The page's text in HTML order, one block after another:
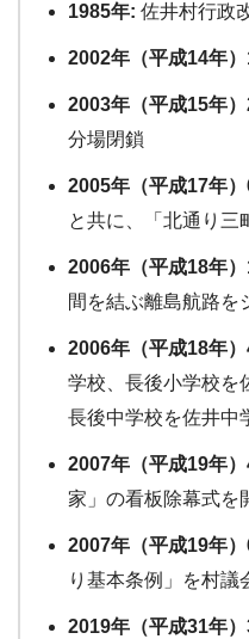
1985年: 佐井村行政
2002年（平成14年
2003年（平成15年
分場閉鎖
2005年（平成17年
と共に、「北通り三
2006年（平成18年
間を結ぶ離島航路を
2006年（平成18年
学校、長後小学校を
長後中学校を佐井中
2007年（平成19年
家」の看板除幕式を
2007年（平成19年
り基本条例」を村議
2019年（平成31年